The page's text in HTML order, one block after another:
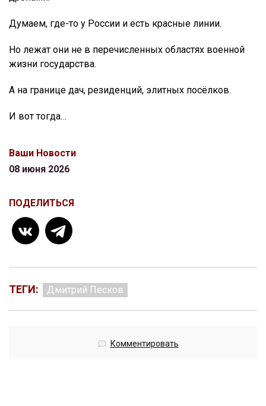
Думаем, где-то у России и есть красные линии.
Но лежат они не в перечисленных областях военной
жизни государства.
А на границе дач, резиденций, элитных посёлков.
И вот тогда…
Ваши Новости
08 июня 2026
ПОДЕЛИТЬСЯ
ТЕГИ: Дмитрий Песков
Комментировать